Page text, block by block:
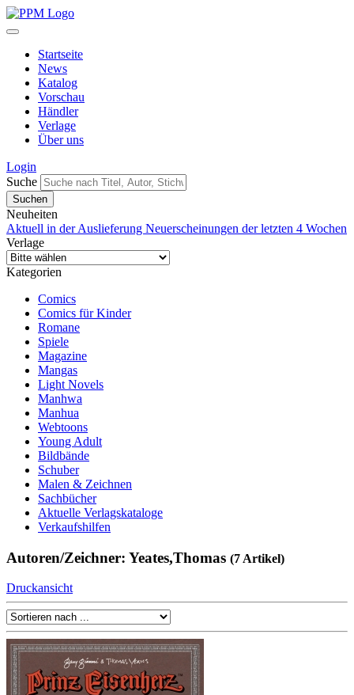
Startseite
News
Katalog
Vorschau
Händler
Verlage
Über uns
Login
Suche
Neuheiten
Aktuell in der Auslieferung Neuerscheinungen der letzten 4 Wochen
Verlage
Kategorien
Comics
Comics für Kinder
Romane
Spiele
Magazine
Mangas
Light Novels
Manhwa
Manhua
Webtoons
Young Adult
Bildbände
Schuber
Malen & Zeichnen
Sachbücher
Aktuelle Verlagskataloge
Verkaufshilfen
Autoren/Zeichner: Yeates,Thomas (7 Artikel)
Druckansicht